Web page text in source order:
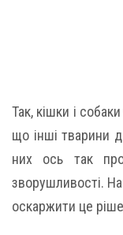
Так, кішки і
що інші тварини
них ось так
зворушливості.
оскаржити це